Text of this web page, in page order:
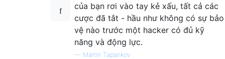
của bạn rơi vào tay kẻ xấu, tất cả các
cược đã tắt - hầu như không có sự bảo
vệ nào trước một hacker có đủ kỹ
năng và động lực.
— Martin Tapankov